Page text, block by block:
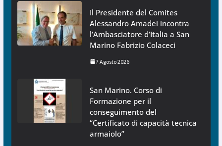
Il Presidente del Comites
Alessandro Amadei incontra
l’Ambasciatore d’Italia a San
Marino Fabrizio Colaceci
7 Agosto 2026
San Marino. Corso di
Formazione per il
conseguimento del
“Certificato di capacità tecnica
armaiolo”